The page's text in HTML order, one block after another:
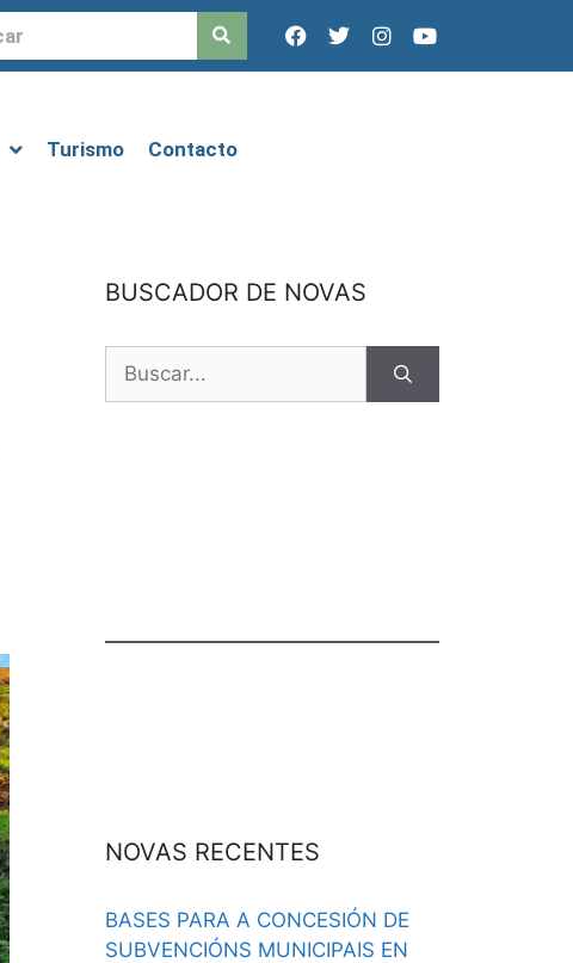
Turismo Contacto
BUSCADOR DE NOVAS
NOVAS RECENTES
BASES PARA A CONCESIÓN DE
SUBVENCIÓNS MUNICIPAIS EN